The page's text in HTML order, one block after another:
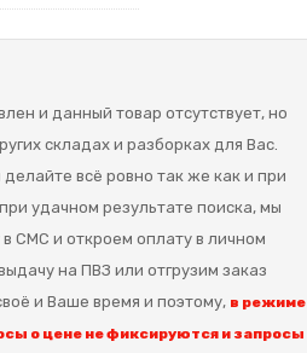
и данный товар отсутствует, но
складах и разборках для Вас.
всё ровно так же как и при
удачном результате поиска, мы
СМС и откроем оплату в личном
на ПВЗ или отгрузим заказ
и Ваше время и поэтому, в режиме
о цене не фиксируются и запросы